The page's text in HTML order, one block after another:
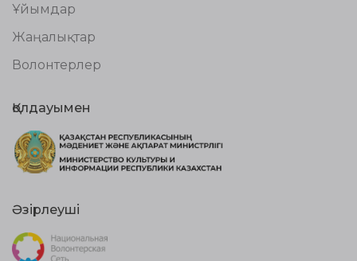
Ұйымдар
Жаңалықтар
Волонтерлер
Қолдауымен
Әзірлеуші